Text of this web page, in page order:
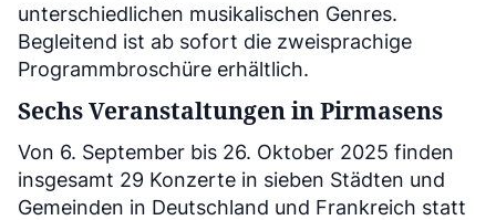
unterschiedlichen musikalischen Genres.
Begleitend ist ab sofort die zweisprachige
Programmbroschüre erhältlich.
Sechs Veranstaltungen in Pirmasens
Von 6. September bis 26. Oktober 2025 finden
insgesamt 29 Konzerte in sieben Städten und
Gemeinden in Deutschland und Frankreich statt